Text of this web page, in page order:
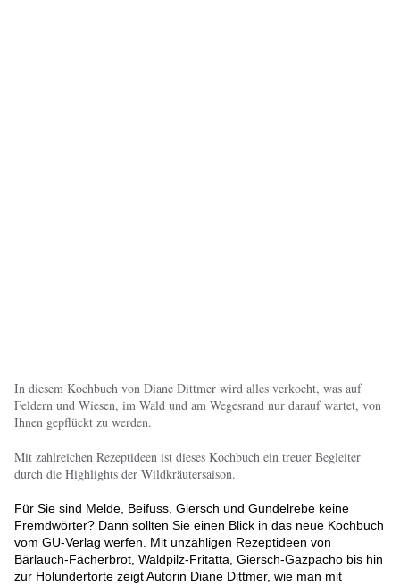
In diesem Kochbuch von Diane Dittmer wird alles verkocht, was auf
Feldern und Wiesen, im Wald und am Wegesrand nur darauf wartet, von
Ihnen gepflückt zu werden.
Mit zahlreichen Rezeptideen ist dieses Kochbuch ein treuer Begleiter
durch die Highlights der Wildkräutersaison.
Für Sie sind Melde, Beifuss, Giersch und Gundelrebe keine
Fremdwörter? Dann sollten Sie einen Blick in das neue Kochbuch
vom GU-Verlag werfen. Mit unzähligen Rezeptideen von
Bärlauch-Fächerbrot, Waldpilz-Fritatta, Giersch-Gazpacho bis hin
zur Holundertorte zeigt Autorin Diane Dittmer, wie man mit